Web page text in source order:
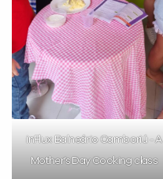
inFlux Balneário Camboriú - A
Mother’s Day Cooking class